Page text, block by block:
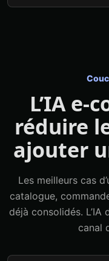
L’IA e-
réduire
ajouter
Les meilleurs cas
catalogue,
déjà consolidés. L’IA
canal